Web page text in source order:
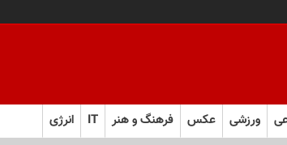
ورزشی عکس فرهنگ و هنر IT انرژی